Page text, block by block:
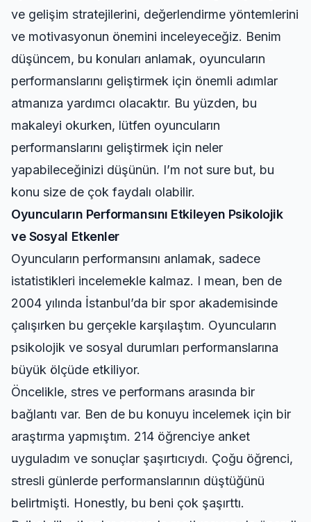
ve gelişim stratejilerini, değerlendirme yöntemlerini
ve motivasyonun önemini inceleyeceğiz. Benim
düşüncem, bu konuları anlamak, oyuncuların
performanslarını geliştirmek için önemli adımlar
atmanıza yardımcı olacaktır. Bu yüzden, bu
makaleyi okurken, lütfen oyuncuların
performanslarını geliştirmek için neler
yapabileceğinizi düşünün. I’m not sure but, bu
konu size de çok faydalı olabilir.
Oyuncuların Performansını Etkileyen Psikolojik
ve Sosyal Etkenler
Oyuncuların performansını anlamak, sadece
istatistikleri incelemekle kalmaz. I mean, ben de
2004 yılında İstanbul’da bir spor akademisinde
çalışırken bu gerçekle karşılaştım. Oyuncuların
psikolojik ve sosyal durumları performanslarına
büyük ölçüde etkiliyor.
Öncelikle, stres ve performans arasında bir
bağlantı var. Ben de bu konuyu incelemek için bir
araştırma yapmıştım. 214 öğrenciye anket
uyguladım ve sonuçlar şaşırtıcıydı. Çoğu öğrenci,
stresli günlerde performanslarının düştüğünü
belirtmişti. Honestly, bu beni çok şaşırttı.